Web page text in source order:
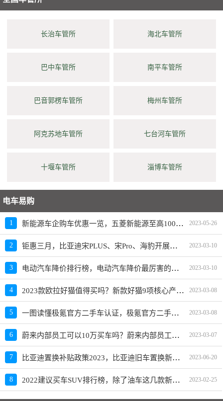
长治车管所 海北车管所
巴中车管所 南平车管所
巴音郭楞车管所 梅州车管所
阿克苏地车管所 七台河车管所
十堰车管所 淄博车管所
电车易购
1 新能源车企购车优惠一览，五菱新能源至高10000元限时补贴 2023-05-26
2 钜惠三月，比亚迪宋PLUS、宋Pro、海豹开展限时优惠活动 2023-03-10
3 电动汽车降价排行榜，电动汽车降价最厉害的品牌是？ 2023-03-10
4 2023款欧拉好猫值得买吗？新款好猫9项核心产品力重磅升级 2023-03-08
5 一图读懂极氪官方二手车认证，极氪官方二手车入口上线 2023-03-08
6 蔚来内部员工可以10万买车吗？蔚来内部员工爆料 2023-03-07
7 比亚迪置换补贴政策2023，比亚迪旧车置换新车价格表 2023-06-20
8 2022建议买车SUV排行榜，除了油车这几款新能源SUV也建议买 2023-02-25